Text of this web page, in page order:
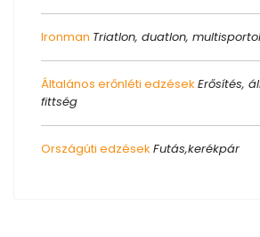
Ironman Triatlon, duatlon,
Általános erőnléti edzések Erősítés,
fittség
Országúti edzések Futás,kerékpár